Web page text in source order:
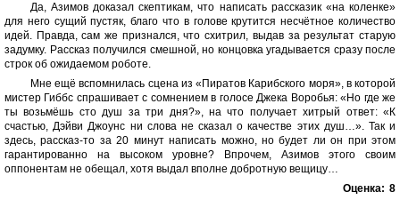
Да, Азимов доказал скептикам, что написать рассказик «на коленке»
для него сущий пустяк, благо что в голове крутится несчётное количество
идей. Правда, сам же признался, что схитрил, выдав за результат старую
задумку. Рассказ получился смешной, но концовка угадывается сразу после
строк об ожидаемом роботе.
Мне ещё вспомнилась сцена из «Пиратов Карибского моря», в которой
мистер Гиббс спрашивает с сомнением в голосе Джека Воробья: «Но где же
ты возьмёшь сто душ за три дня?», на что получает хитрый ответ: «К
счастью, Дэйви Джоунс ни слова не сказал о качестве этих душ…». Так и
здесь, рассказ-то за 20 минут написать можно, но будет ли он при этом
гарантированно на высоком уровне? Впрочем, Азимов этого своим
оппонентам не обещал, хотя выдал вполне добротную вещицу…
Оценка: 8